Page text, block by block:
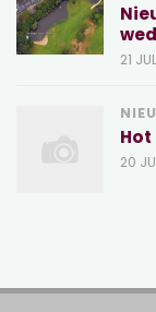
21
Hot
20